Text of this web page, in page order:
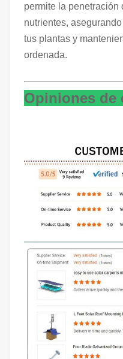
permite la penetración
nutrientes,
tus plantas y
ordenada.
Opiniones de